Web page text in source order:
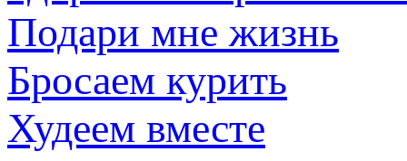
Подари мне жизнь
Бросаем курить
Худеем вместе